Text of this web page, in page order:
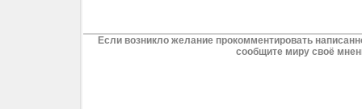
Если возникло желание прокомментировать
сообщите миру своё